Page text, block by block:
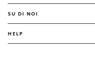
SU DI NOI
HELP